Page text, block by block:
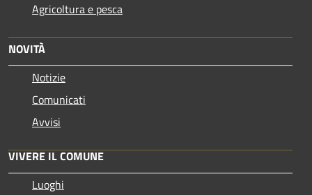
Agricoltura e pesca
NOVITÀ
Notizie
Comunicati
Avvisi
VIVERE IL COMUNE
Luoghi